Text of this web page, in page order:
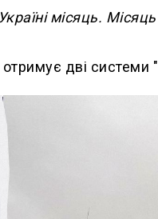
місяць.
дві системи